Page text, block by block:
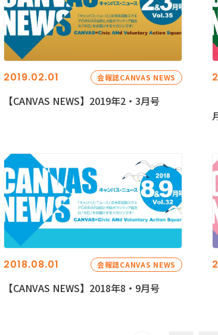
2019.02.01 会報誌CANVAS NEWS
【CANVAS NEWS】2019年2・3月号
2018.08.01 会報誌CANVAS NEWS
【CANVAS NEWS】2018年8・9月号